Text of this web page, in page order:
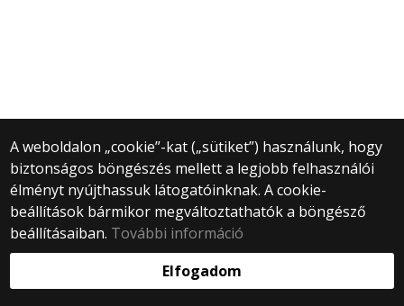
A weboldalon „cookie”-kat („sütiket”) használunk, hogy
biztonságos böngészés mellett a legjobb felhasználói
élményt nyújthassuk látogatóinknak. A cookie-
beállítások bármikor megváltoztathatók a böngésző
beállításaiban. További információ
Elfogadom